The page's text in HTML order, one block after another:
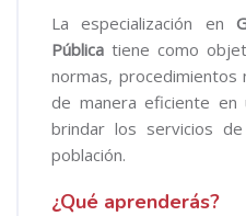
La especialización en
Pública tiene como
normas, procedimientos
de manera eficiente en
brindar los servicios
población.
¿Qué aprenderás?